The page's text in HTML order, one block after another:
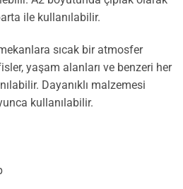
ile kullanılabilir.
sıcak bir atmosfer
yaşam alanları ve benzeri her
Dayanıklı malzemesi
kullanılabilir.